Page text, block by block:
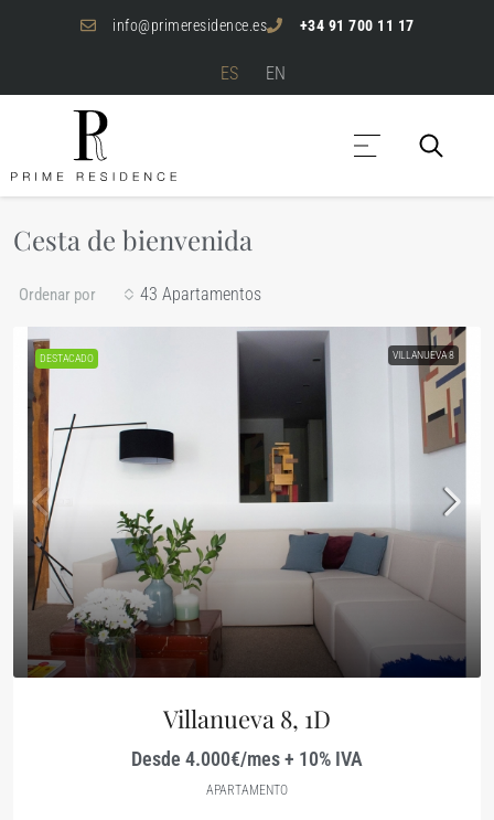
info@primeresidence.es +34 91 700 11 17
ES EN
Cesta de bienvenida
43 Apartamentos
Ordenar por
DESTACADO VILLANUEVA 8
Villanueva 8, 1D
Desde 4.000€/mes + 10% IVA
APARTAMENTO